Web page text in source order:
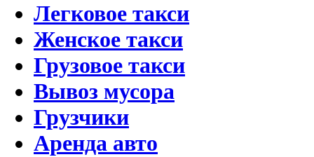
Легковое такси
Женское такси
Грузовое такси
Вывоз мусора
Грузчики
Аренда авто